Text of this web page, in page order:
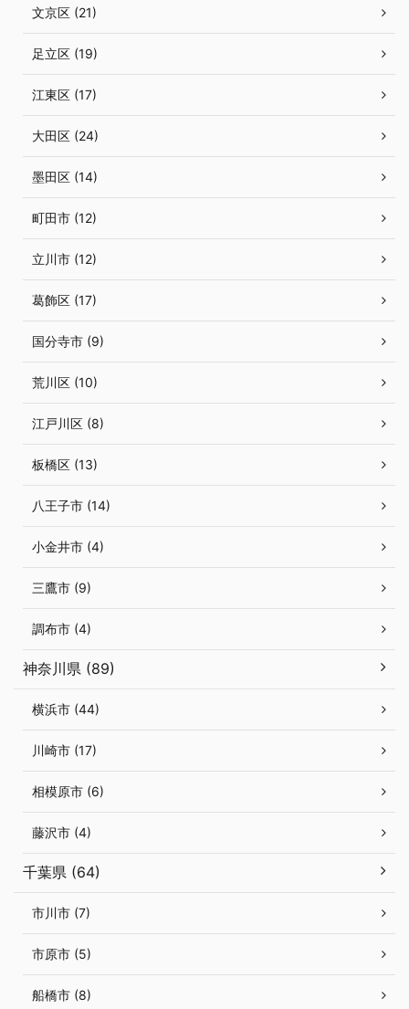
文京区 (21)
足立区 (19)
江東区 (17)
大田区 (24)
墨田区 (14)
町田市 (12)
立川市 (12)
葛飾区 (17)
国分寺市 (9)
荒川区 (10)
江戸川区 (8)
板橋区 (13)
八王子市 (14)
小金井市 (4)
三鷹市 (9)
調布市 (4)
神奈川県 (89)
横浜市 (44)
川崎市 (17)
相模原市 (6)
藤沢市 (4)
千葉県 (64)
市川市 (7)
市原市 (5)
船橋市 (8)